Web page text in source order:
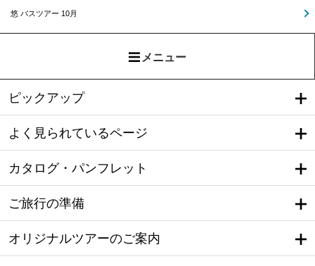
悠 バスツアー 10月
メニュー
ピックアップ
よく見られているページ
カタログ・パンフレット
ご旅行の準備
オリジナルツアーのご案内